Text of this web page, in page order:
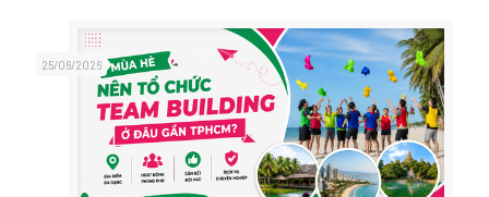
25/06/2026